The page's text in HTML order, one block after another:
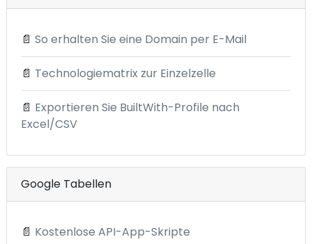
📄 So erhalten Sie eine Domain per E-Mail
📄 Technologiematrix zur Einzelzelle
📄 Exportieren Sie BuiltWith-Profile nach
Excel/CSV
Google Tabellen
📄 Kostenlose API-App-Skripte